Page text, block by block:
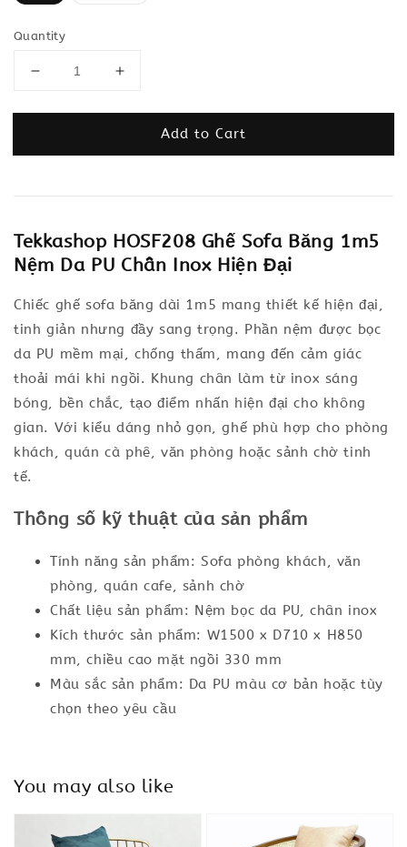
Quantity
Add to Cart
Tekkashop HOSF208 Ghế Sofa Băng 1m5
Nệm Da PU Chân Inox Hiện Đại
Chiếc ghế sofa băng dài 1m5 mang thiết kế hiện đại,
tinh giản nhưng đầy sang trọng. Phần nệm được bọc
da PU mềm mại, chống thấm, mang đến cảm giác
thoải mái khi ngồi. Khung chân làm từ inox sáng
bóng, bền chắc, tạo điểm nhấn hiện đại cho không
gian. Với kiểu dáng nhỏ gọn, ghế phù hợp cho phòng
khách, quán cà phê, văn phòng hoặc sảnh chờ tinh
tế.
Thông số kỹ thuật của sản phẩm
Tính năng sản phẩm: Sofa phòng khách, văn
phòng, quán cafe, sảnh chờ
Chất liệu sản phẩm: Nệm bọc da PU, chân inox
Kích thước sản phẩm: W1500 x D710 x H850
mm, chiều cao mặt ngồi 330 mm
Màu sắc sản phẩm: Da PU màu cơ bản hoặc tùy
chọn theo yêu cầu
You may also like